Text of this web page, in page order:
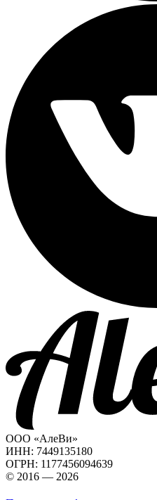
ООО «АлеВи»
ИНН: 7449135180
ОГРН: 1177456094639
© 2016 — 2026